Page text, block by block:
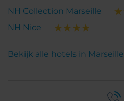
NH Collection Marseille
NH Nice
Bekijk alle hotels in Marseille